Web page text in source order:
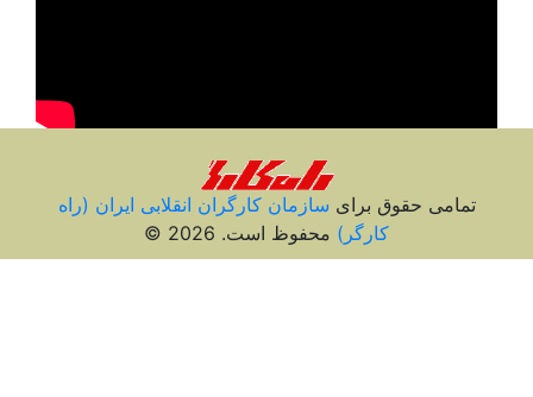
تمامی حقوق برای سازمان کارگران انقلابی ايران (راه
کارگر) محفوظ است. 2026 ©